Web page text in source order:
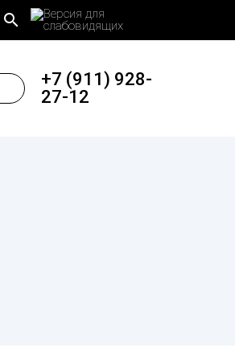
search
+7 (911) 928-
27-12